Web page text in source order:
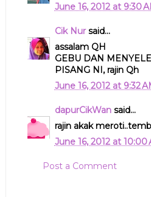
June 16, 2012 at 9:30
Cik Nursaid...
assalam QH
GEBU DAN
PISANG NI, rajin Qh
June 16, 2012 at 9:32
dapurCikWansaid...
rajin akak
June 16, 2012 at 10:00
Post a Comment